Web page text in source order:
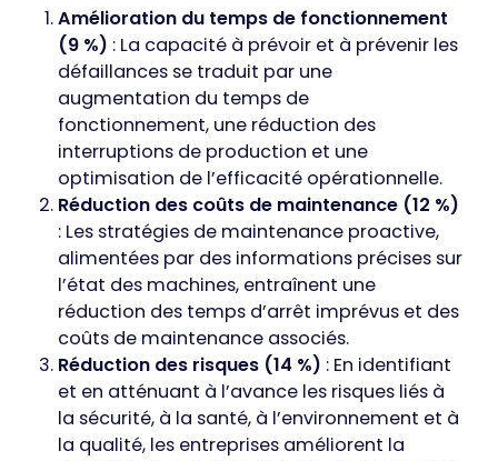
Amélioration du temps de fonctionnement
(9 %) : La capacité à prévoir et à prévenir les
défaillances se traduit par une
augmentation du temps de
fonctionnement, une réduction des
interruptions de production et une
optimisation de l’efficacité opérationnelle.
Réduction des coûts de maintenance (12 %)
: Les stratégies de maintenance proactive,
alimentées par des informations précises sur
l’état des machines, entraînent une
réduction des temps d’arrêt imprévus et des
coûts de maintenance associés.
Réduction des risques (14 %) : En identifiant
et en atténuant à l’avance les risques liés à
la sécurité, à la santé, à l’environnement et à
la qualité, les entreprises améliorent la